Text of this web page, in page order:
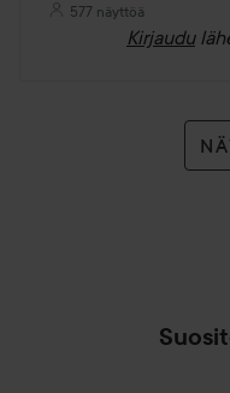
577 näyttöä
Kirjaudu